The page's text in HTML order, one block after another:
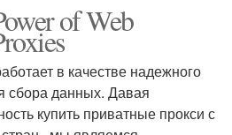
of Web
в качестве надежного
сбора данных. Давая
купить приватные прокси с